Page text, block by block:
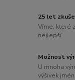
25 let
Víme, které
nejlepší
Možnost
U mnoha
výšivek